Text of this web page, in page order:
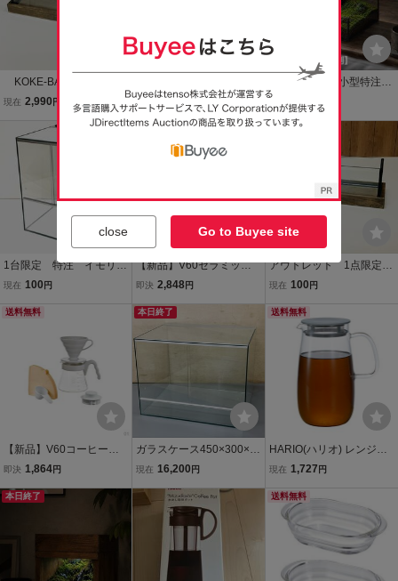
KOKE-BASE（苔ベー
ス）ガラスケース 300ｘ1
00ｘ100mm 木枠付 苔
リウム コケリウム、植
物に
現在 2,990 円
50x150x230(50）㎜ パ
ルダリウム・コケリウ
ム・植物レイアアウト、
ハイドロ植物、蘭、コケ
ウォール等に
現在 1,980 円
苔リウムに♪ 小型特注ガ
ラスケース 200ｘ200ｘ
50㎜ コケリウム・植物
レイアアウト、ハイドロ
1,980
1台限定 特注 イモリウ
ムケース 300ｘ300ｘ400
ウム、苔リウム、植物育
現在 100 円
送料無料
【新品】V60セラミック
ドリッパー02セット HAR
用 XVDD-3012W 日本製 4
即決 2,848円
アウトレット 1点限定
KOKE-BASE（苔ベース）
100mm 木枠付 苔リウ
ム 多肉植物に
現在 100 円
送料無料
【新品】V60コーヒーサ
ーバー02 HARIO(ハリオ)
ヒードリップ 1-4杯用 日
即決 1,864円
本日終了
ガラスケース450×300×3
00食虫植物・苔・多肉・
植物育成、パルダリウ
ム 未使用品
現在 16,200 円
送料無料
HARIO(ハリオ) レンジで
かんたん 麦茶ポット むぎ
ジ(庫内19cm以上)対応 食
洗機対応 耐熱ガラス ダー
現在 1,727 円
本日終了 送料無料
close Go to Buyee site